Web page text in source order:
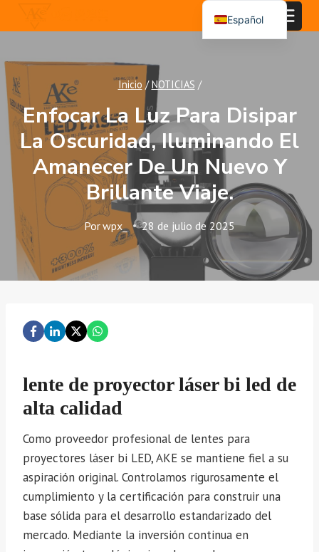
al
Inicio / NOTICIAS /
Enfocar La Luz Para Disipar
La Oscuridad, Iluminando El
Amanecer De Un Nuevo Y
Brillante Viaje.
Porwpx_ 28 de julio de 2025
lente de proyector láser bi led de
alta calidad
Como proveedor profesional de lentes para
proyectores láser bi LED, AKE se mantiene fiel a su
aspiración original. Controlamos rigurosamente el
cumplimiento y la certificación para construir una
base sólida para el desarrollo estandarizado del
mercado. Mediante la inversión continua en
Español
English